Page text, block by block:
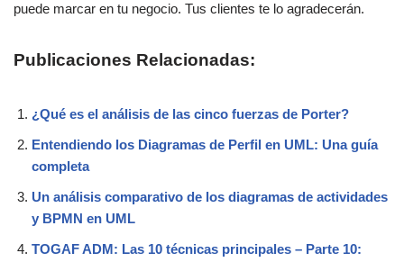
puede marcar en tu negocio. Tus clientes te lo agradecerán.
Publicaciones Relacionadas:
¿Qué es el análisis de las cinco fuerzas de Porter?
Entendiendo los Diagramas de Perfil en UML: Una guía
completa
Un análisis comparativo de los diagramas de actividades
y BPMN en UML
TOGAF ADM: Las 10 técnicas principales – Parte 10: